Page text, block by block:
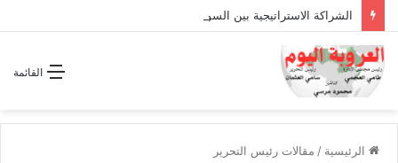
القائمة
الرئيسية / مقالات رئيس التحرير